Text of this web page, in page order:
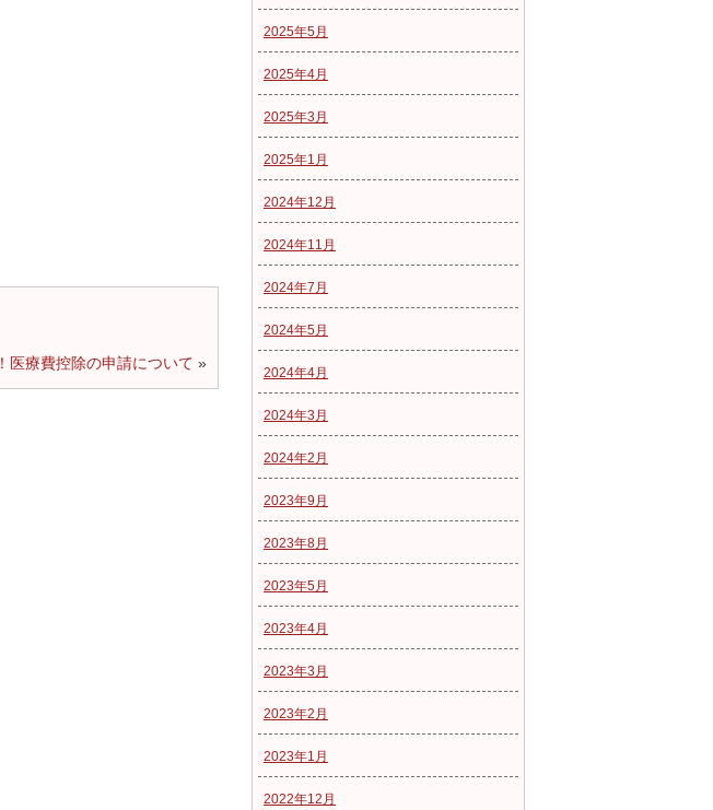
医療費控除の申請について »
2025年5月
2025年4月
2025年3月
2025年1月
2024年12月
2024年11月
2024年7月
2024年5月
2024年4月
2024年3月
2024年2月
2023年9月
2023年8月
2023年5月
2023年4月
2023年3月
2023年2月
2023年1月
2022年12月